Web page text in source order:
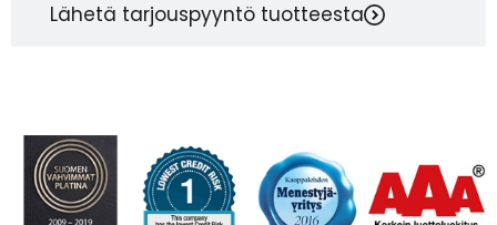
Lähetä tarjouspyyntö tuotteesta